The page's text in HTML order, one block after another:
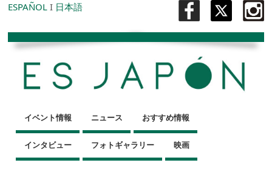
ESPAÑOL I 日本語
イベント情報 ニュース おすすめ情報
インタビュー フォトギャラリー 映画